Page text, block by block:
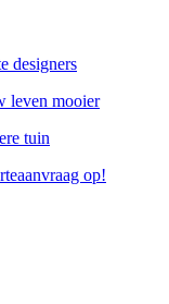
designers
leven mooier
tuin
op!